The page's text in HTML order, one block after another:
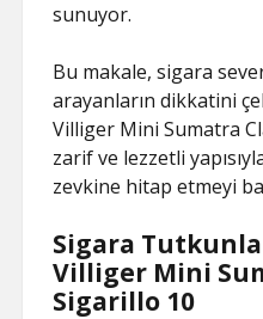
sunuyor.
Bu makale, sigara
arayanların dikkatini
Villiger Mini Sumatra
zarif ve lezzetli
zevkine hitap etmeyi
Sigara
Villiger Mini
Sigarillo 10